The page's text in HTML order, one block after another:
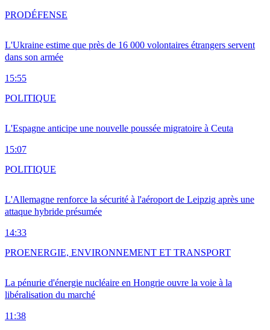
L'Ukraine estime que près de 16 000 volontaires étrangers servent
dans son armée
15:55
PRODÉFENSE
L'Espagne anticipe une nouvelle poussée migratoire à Ceuta
15:07
POLITIQUE
L'Allemagne renforce la sécurité à l'aéroport de Leipzig après une
attaque hybride présumée
14:33
POLITIQUE
La pénurie d'énergie nucléaire en Hongrie ouvre la voie à la
libéralisation du marché
11:38
PROENERGIE, ENVIRONNEMENT ET TRANSPORT